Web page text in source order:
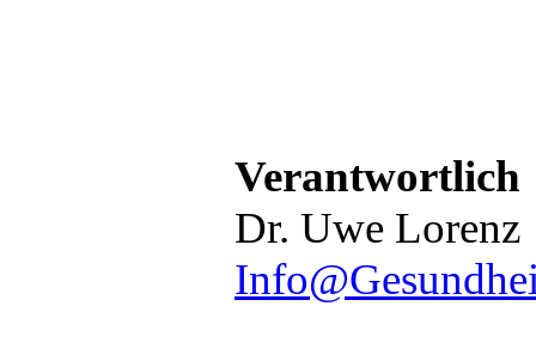
Verantwortlich
Dr. Uwe Lorenz